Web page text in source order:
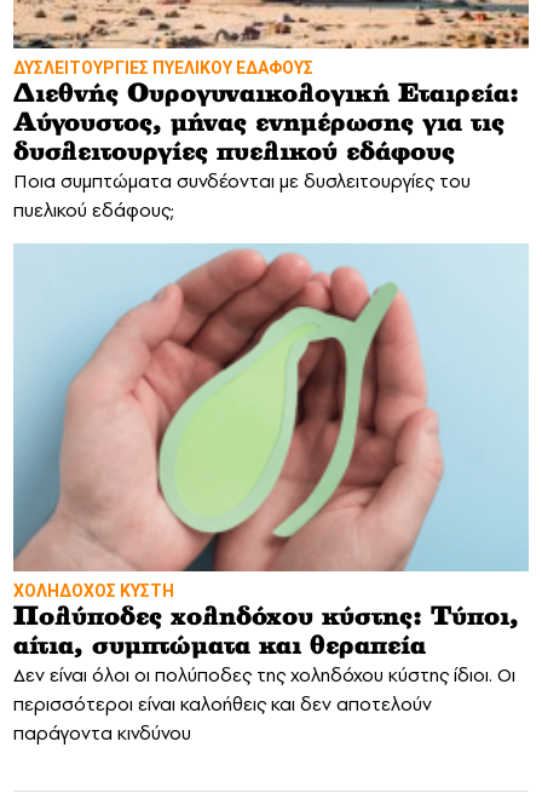
ΔΥΣΛΕΙΤΟΥΡΓΙΕΣ ΠΥΕΛΙΚΟΥ ΕΔΑΦΟΥΣ
Διεθνής Ουρογυναικολογική Εταιρεία:
Αύγουστος, μήνας ενημέρωσης για τις
δυσλειτουργίες πυελικού εδάφους
Ποια συμπτώματα συνδέονται με δυσλειτουργίες του
πυελικού εδάφους;
ΧΟΛΗΔΟΧΟΣ ΚΥΣΤΗ
Πολύποδες χοληδόχου κύστης: Τύποι,
αίτια, συμπτώματα και θεραπεία
Δεν είναι όλοι οι πολύποδες της χοληδόχου κύστης ίδιοι. Οι
περισσότεροι είναι καλοήθεις και δεν αποτελούν
παράγοντα κινδύνου